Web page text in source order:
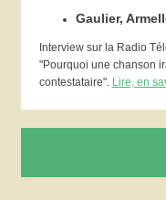
Gaulier,
Interview sur la Radio
"Pourquoi une chanson
contestataire". Lire, en